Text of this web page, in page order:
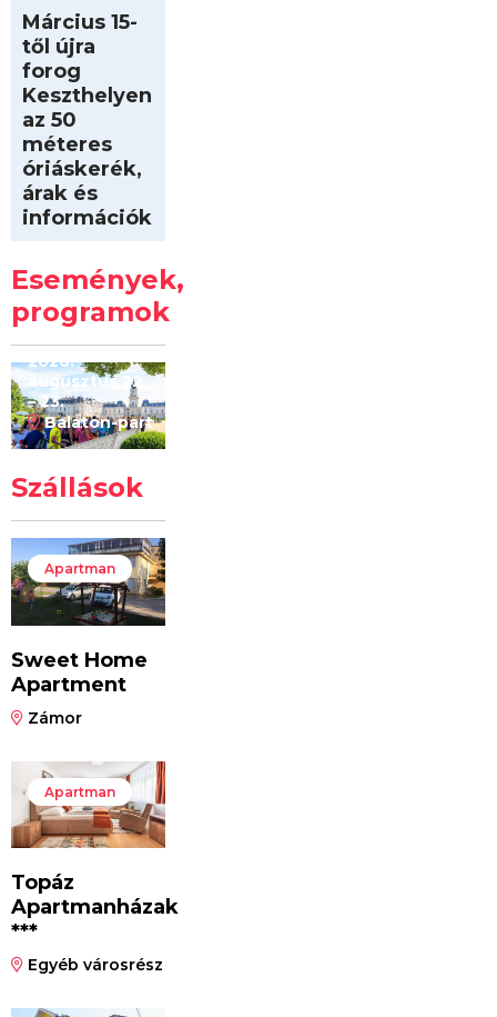
Március 15-
től újra
forog
Keszthelyen
az 50
méteres
óriáskerék,
árak és
információk
Események,
programok
Kilóméterek
2026
2026.
augusztus 22
– 23.
Balaton-part
Szállások
Apartman
Sweet Home
Apartment
Zámor
Apartman
Topáz
Apartmanházak
***
Egyéb városrész